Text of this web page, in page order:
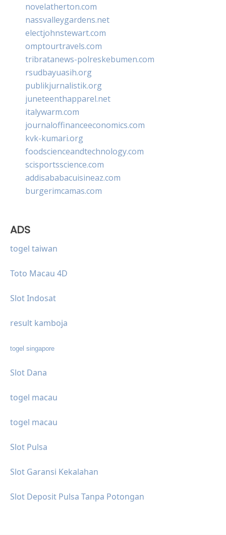
novelatherton.com
nassvalleygardens.net
electjohnstewart.com
omptourtravels.com
tribratanews-polreskebumen.com
rsudbayuasih.org
publikjurnalistik.org
juneteenthapparel.net
italywarm.com
journaloffinanceeconomics.com
kvk-kumari.org
foodscienceandtechnology.com
scisportsscience.com
addisababacuisineaz.com
burgerimcamas.com
ADS
togel taiwan
Toto Macau 4D
Slot Indosat
result kamboja
togel singapore
Slot Dana
togel macau
togel macau
Slot Pulsa
Slot Garansi Kekalahan
Slot Deposit Pulsa Tanpa Potongan